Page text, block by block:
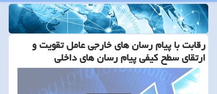
رقابت با پیام رسان های خارجی عامل تقویت و
ارتقای سطح كیفی پیام رسان های داخلی